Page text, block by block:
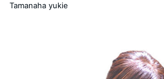
Tamanaha yukie